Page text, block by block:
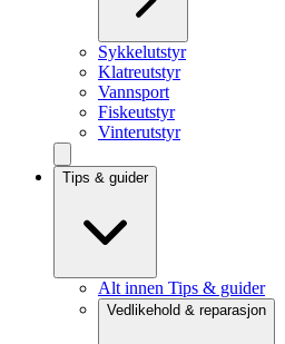
Sykkelutstyr
Klatreutstyr
Vannsport
Fiskeutstyr
Vinterutstyr
Tips & guider
Alt innen Tips & guider
Vedlikehold & reparasjon